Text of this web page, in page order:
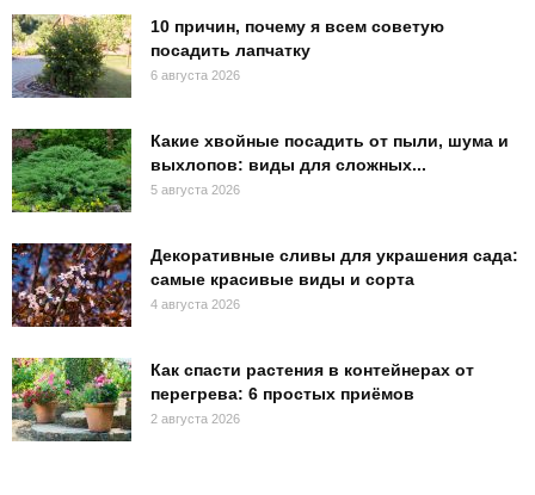
10 причин, почему я всем советую
посадить лапчатку
6 августа 2026
Какие хвойные посадить от пыли, шума и
выхлопов: виды для сложных...
5 августа 2026
Декоративные сливы для украшения сада:
самые красивые виды и сорта
4 августа 2026
Как спасти растения в контейнерах от
перегрева: 6 простых приёмов
2 августа 2026